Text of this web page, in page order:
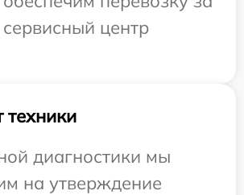
центр
техники
диагностики мы
на утверждение